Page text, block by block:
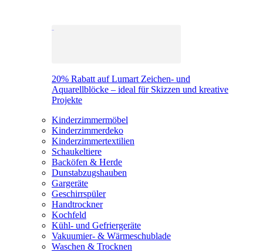
20% Rabatt auf Lumart Zeichen- und
Aquarellblöcke – ideal für Skizzen und kreative
Projekte
Kinderzimmermöbel
Kinderzimmerdeko
Kinderzimmertextilien
Schaukeltiere
Backöfen & Herde
Dunstabzugshauben
Gargeräte
Geschirrspüler
Handtrockner
Kochfeld
Kühl- und Gefriergeräte
Vakuumier- & Wärmeschublade
Waschen & Trocknen